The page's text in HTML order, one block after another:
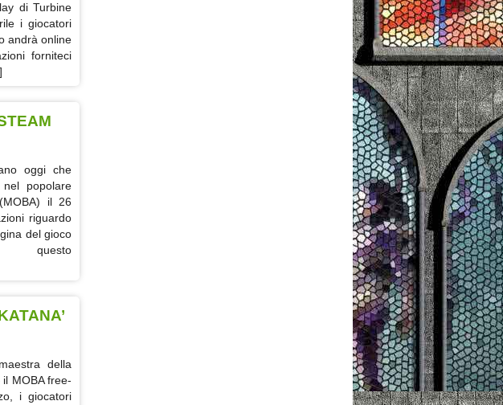
di Turbine
i giocatori
andrà online
forniteci
oggi che
popolare
il 26
riguardo
del gioco
della
MOBA free-
i giocatori